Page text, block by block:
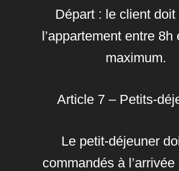
Départ : le client doit
l’appartement entre 8h
maximum.
Article 7 – Petits-
Le petit-déjeuner
commandés à